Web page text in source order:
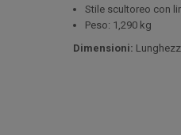
Stile scultoreo con
Peso: 1,290 kg
Dimensioni: